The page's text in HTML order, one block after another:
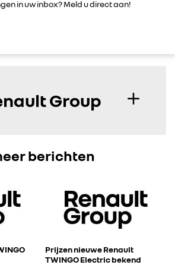
in uw inbox? Meld u direct aan!
Group
berichten
Prijzen nieuwe Renault
TWINGO Electric bekend